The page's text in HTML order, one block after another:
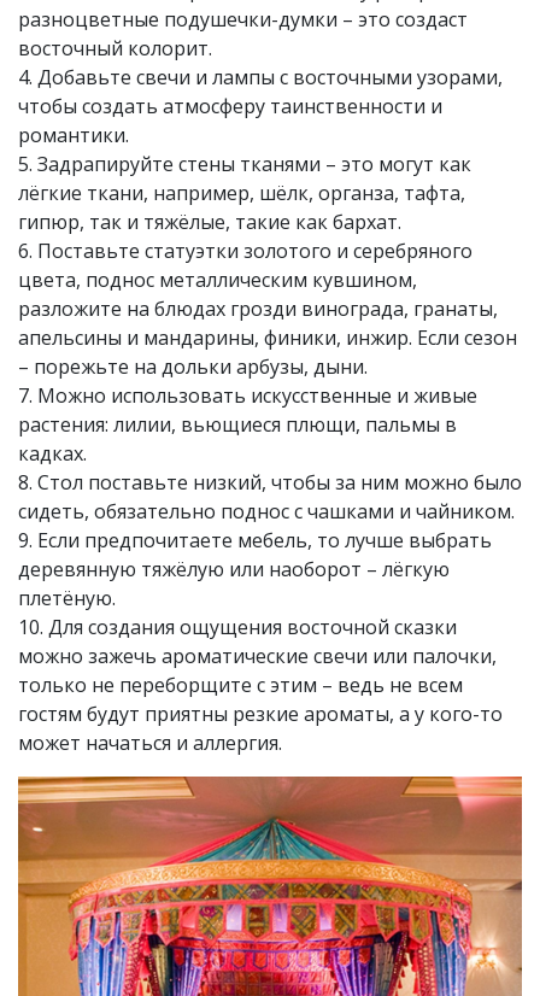
разноцветные подушечки-думки – это создаст
восточный колорит.
4. Добавьте свечи и лампы с восточными узорами,
чтобы создать атмосферу таинственности и
романтики.
5. Задрапируйте стены тканями – это могут как
лёгкие ткани, например, шёлк, органза, тафта,
гипюр, так и тяжёлые, такие как бархат.
6. Поставьте статуэтки золотого и серебряного
цвета, поднос металлическим кувшином,
разложите на блюдах грозди винограда, гранаты,
апельсины и мандарины, финики, инжир. Если сезон
– порежьте на дольки арбузы, дыни.
7. Можно использовать искусственные и живые
растения: лилии, вьющиеся плющи, пальмы в
кадках.
8. Стол поставьте низкий, чтобы за ним можно было
сидеть, обязательно поднос с чашками и чайником.
9. Если предпочитаете мебель, то лучше выбрать
деревянную тяжёлую или наоборот – лёгкую
плетёную.
10. Для создания ощущения восточной сказки
можно зажечь ароматические свечи или палочки,
только не переборщите с этим – ведь не всем
гостям будут приятны резкие ароматы, а у кого-то
может начаться и аллергия.